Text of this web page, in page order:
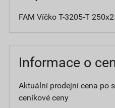
FAM Víčko T-3205-T
Informace o
Aktuální prodejní cena po
ceníkové ceny